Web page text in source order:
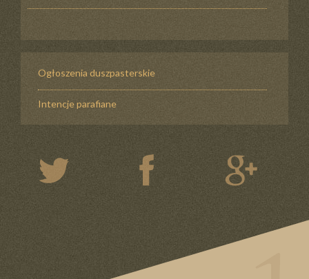
Ogłoszenia duszpasterskie
Intencje parafiane